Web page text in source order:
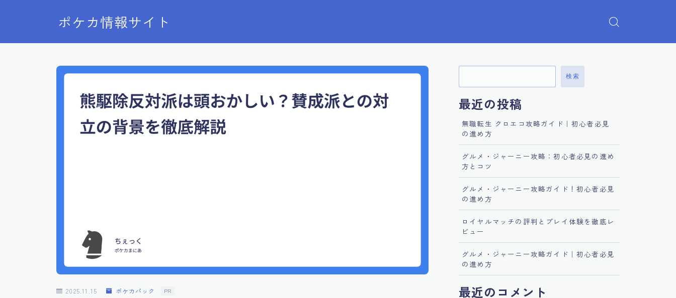
ポケカ情報サイト
2025.11.15 ポケカパック PR
検索
最近の投稿
無職転生 クロエコ攻略ガイド｜初心者必見
の進め方
グルメ・ジャーニー攻略：初心者必見の進め
方とコツ
グルメ・ジャーニー攻略ガイド！初心者必見
の進め方
ロイヤルマッチの評判とプレイ体験を徹底レ
ビュー
グルメ・ジャーニー攻略ガイド｜初心者必見
の進め方
最近のコメント